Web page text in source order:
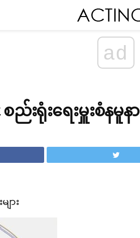
ad
းရုံးရေးမှူးစံနမူနာ
ား